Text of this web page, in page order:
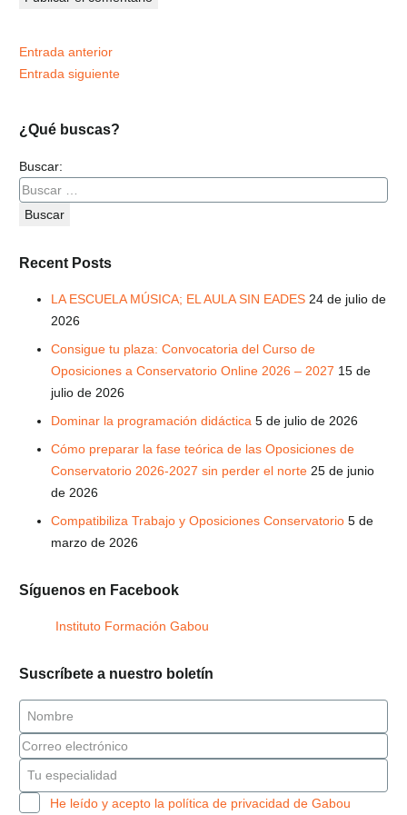
Entrada anterior
Entrada siguiente
¿Qué buscas?
Buscar:
Recent Posts
LA ESCUELA MÚSICA; EL AULA SIN EADES 24 de julio de
2026
Consigue tu plaza: Convocatoria del Curso de
Oposiciones a Conservatorio Online 2026 – 2027 15 de
julio de 2026
Dominar la programación didáctica 5 de julio de 2026
Cómo preparar la fase teórica de las Oposiciones de
Conservatorio 2026-2027 sin perder el norte 25 de junio
de 2026
Compatibiliza Trabajo y Oposiciones Conservatorio 5 de
marzo de 2026
Síguenos en Facebook
Instituto Formación Gabou
Suscríbete a nuestro boletín
He leído y acepto la política de privacidad de Gabou